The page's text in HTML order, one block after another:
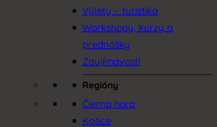
Výlety – turistika
Workshopy, kurzy a
prednášky
Zaujímavosti
Regióny
Čierna hora
Košice